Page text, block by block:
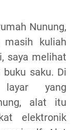
Nunung,
masih kuliah
saya melihat
saku. Di
yang
alat itu
elektronik